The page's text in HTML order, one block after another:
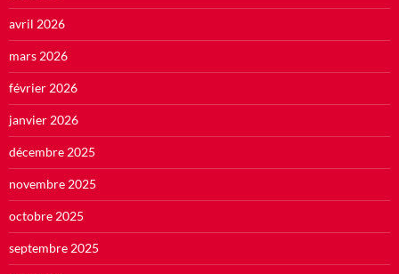
avril 2026
mars 2026
février 2026
janvier 2026
décembre 2025
novembre 2025
octobre 2025
septembre 2025